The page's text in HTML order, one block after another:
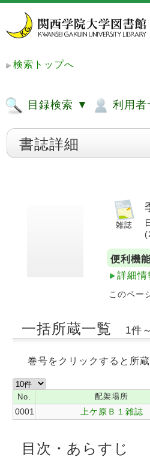
検索トップへ
目録検索 ▼ 利用
書誌詳細
便利機能
詳細情
このペー
一括所蔵一覧 1件
巻号をクリックすると所
No. 配架場所
0001 上ケ原Ｂ１雑誌
目次・あらすじ